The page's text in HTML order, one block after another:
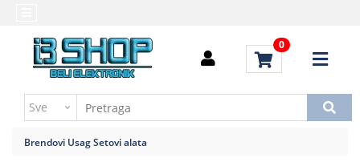
0
Baterija,punjač
Brendovi
Uputstvo
kupovinu
Brendovi UsagSetovi alata